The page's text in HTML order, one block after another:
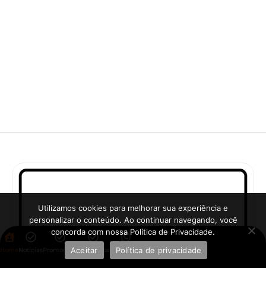
Home Notícias PromoçõesAplicativos WhatsApp
Utilizamos cookies para melhorar sua experiência e
personalizar o conteúdo. Ao continuar navegando, você
concorda com nossa Política de Privacidade.
Aceitar
Política de privacidade